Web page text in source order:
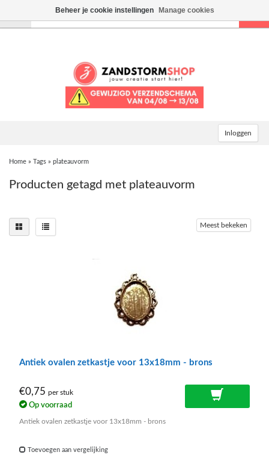
Inloggen
Home » Tags » plateauvorm
Producten getagd met plateauvorm
Meest bekeken
Antiek ovalen zetkastje voor 13x18mm - brons
€0,75 per stuk
Op voorraad
Antiek ovalen zetkastje voor 13x18mm - brons
Toevoegen aan vergelijking
Beheer je cookie instellingen Manage cookies